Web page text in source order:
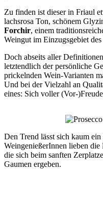
Zu finden ist dieser in Friaul
lachsrosa Ton, schönem
Forchir, einem
Weingut im Einzugsgebiet
Doch abseits aller
letztendlich der persönliche
prickelnden Wein-Varianten
Und bei der Vielzahl an
eines: Sich voller (Vor-
Den Trend lässt sich kaum
WeingenießerInnen lieben
die sich beim sanften
Gaumen ergeben.